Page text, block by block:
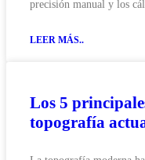
precisión manual y los
LEER MÁS..
Los 5
topografía